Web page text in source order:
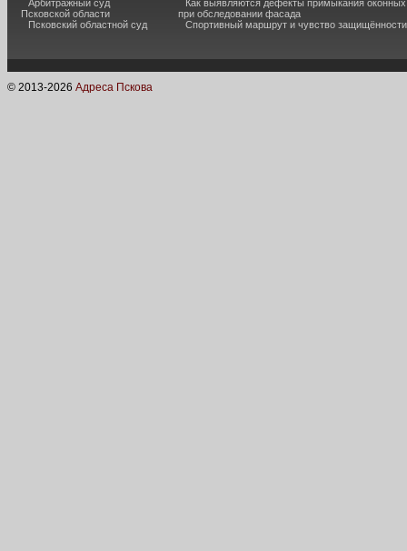
Арбитражный суд
Псковской области
Псковский областной суд
Как выявляются дефекты примыкания
при обследовании фасада
Спортивный маршрут и чувство защищённости
© 2013-2026 Адреса Пскова